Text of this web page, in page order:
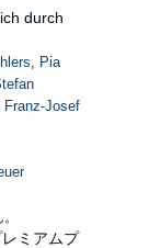
durch
, Pia
Franz-Josef
ミアムプ